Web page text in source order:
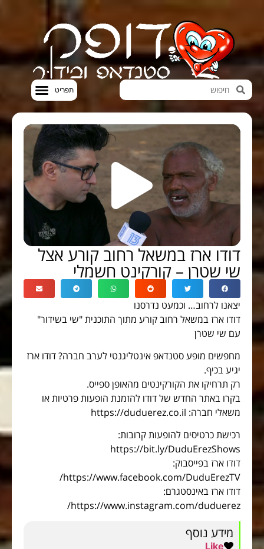
דודו ארז במשאל רחוב קורע אצל
שי שטרן – קורקינט חשמלי
יצאנו לרחוב… וכמעט נדרסנו
דודו ארז במשאל רחוב קורע מתוך התוכנית "שי בשידור"
עם שי שטרן
מחפשים מופע סטנדאפ אינטליגנטי לערב חברה? דודו ארז
יגיע בכיף.
רק תרחיקו את הקורקינטים מהאופן ספייס.
בקרו באתר החדש של דודו להזמנת הופעות פרטיות או
משאלי חברה: https://duduerez.co.il
רכישת כרטיסים להופעות קרובות:
https://bit.ly/DuduErezShows
דודו ארז בפייסבוק:
https://www.facebook.com/DuduErezTV/
דודו ארז באינסטגרם:
https://www.instagram.com/duduerez/
מידע נוסף
Like